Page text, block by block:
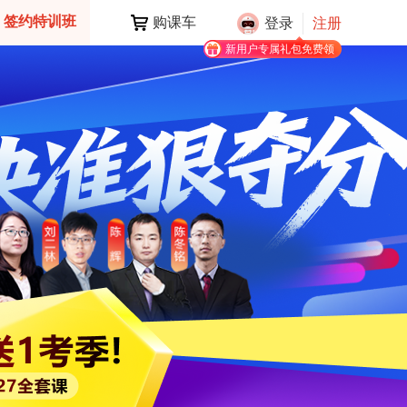
签约特训班 购课车 登录 注册
新用户专属礼包免费领